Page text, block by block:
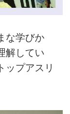
な学びか
解してい
ップアスリ